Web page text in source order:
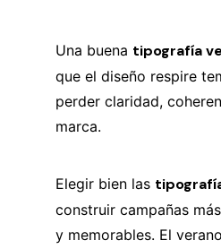
Una buena tipografía
que el diseño respire
perder claridad,
marca.
Elegir bien las
construir campañas
y memorables. El